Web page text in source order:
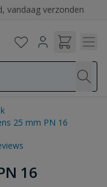
vandaag verzonden
25 mm PN 16
16